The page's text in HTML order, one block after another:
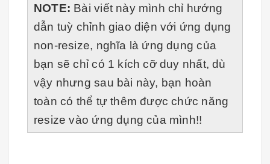
NOTE: Bài viết này mình chỉ hướng
dẫn tuỳ chỉnh giao diện với ứng dụng
non-resize, nghĩa là ứng dụng của
bạn sẽ chỉ có 1 kích cỡ duy nhất, dù
vậy nhưng sau bài này, bạn hoàn
toàn có thể tự thêm được chức năng
resize vào ứng dụng của mình!!